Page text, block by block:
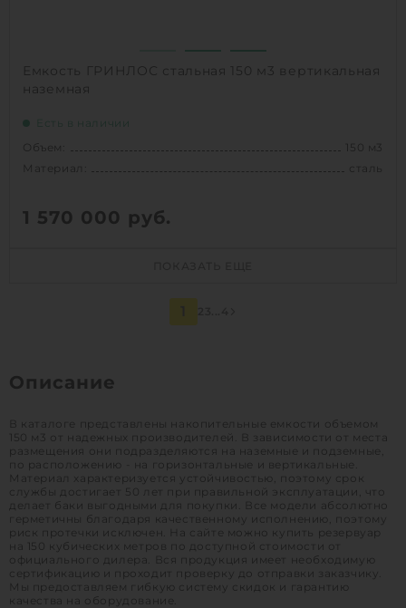
Емкость ГРИНЛОС стальная 150 м3 вертикальная
наземная
Есть в наличии
Объем:
150 м3
Материал:
сталь
1 КУПИТЬ
1 570 000 руб.
Описание
В каталоге представлены накопительные емкости объемом
150 м3 от надежных производителей. В зависимости от места
размещения они подразделяются на наземные и подземные,
по расположению - на горизонтальные и вертикальные.
Материал характеризуется устойчивостью, поэтому срок
службы достигает 50 лет при правильной эксплуатации, что
делает баки выгодными для покупки. Все модели абсолютно
герметичны благодаря качественному исполнению, поэтому
риск протечки исключен. На сайте можно купить резервуар
на 150 кубических метров по доступной стоимости от
официального дилера. Вся продукция имеет необходимую
сертификацию и проходит проверку до отправки заказчику.
Мы предоставляем гибкую систему скидок и гарантию
качества на оборудование.